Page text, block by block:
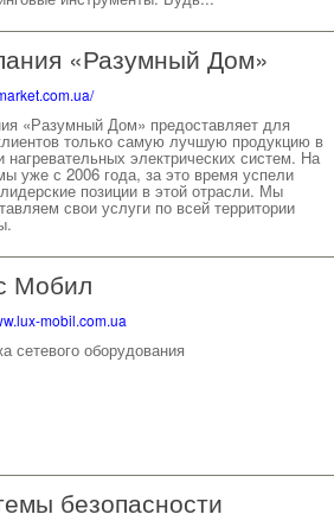
«Разумный Дом»
«Разумный Дом» предоставляет для
только самую лучшую продукцию в
нагревательных электрических систем. На
уже с 2006 года, за это время успели
позиции в этой отрасли. Мы
свои услуги по всей территории
Мобил
mobil.com.ua
сетевого оборудования
безопасности